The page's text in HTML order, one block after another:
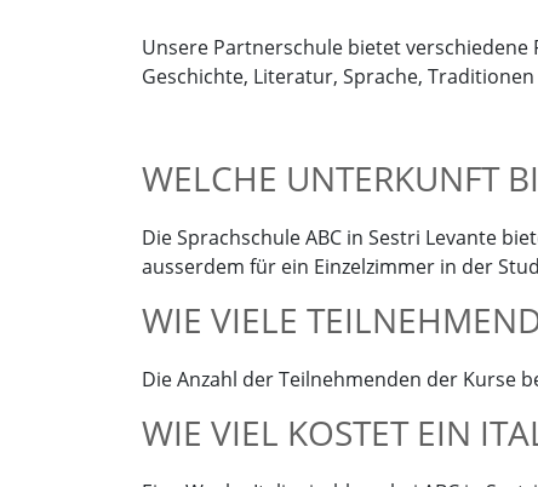
Unsere Partnerschule bietet
Geschichte, Literatur, Sprache,
WELCHE UNTERKUNFT
Die Sprachschule ABC in Sestri Levante
ausserdem für ein Einzelzimmer in der
WIE VIELE
Die Anzahl der Teilnehmenden der Kurse
WIE VIEL KOSTET EIN